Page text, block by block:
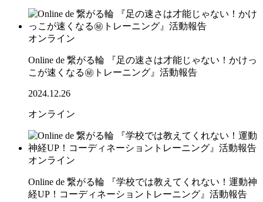
オンライン
Online de 繋がる輪 『足の速さは才能じゃない！かけっ
こが速くなる㊙トレーニング』活動報告
2024.12.26
オンライン
オンライン
Online de 繋がる輪 『学校では教えてくれない！運動神
経UP！コーディネーショントレーニング』活動報告